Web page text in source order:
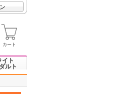
カート
イト
ルト